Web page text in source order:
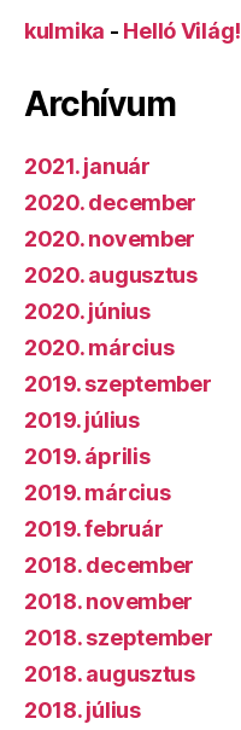
kulmika - Helló Világ!
Archívum
2021. január
2020. december
2020. november
2020. augusztus
2020. június
2020. március
2019. szeptember
2019. július
2019. április
2019. március
2019. február
2018. december
2018. november
2018. szeptember
2018. augusztus
2018. július